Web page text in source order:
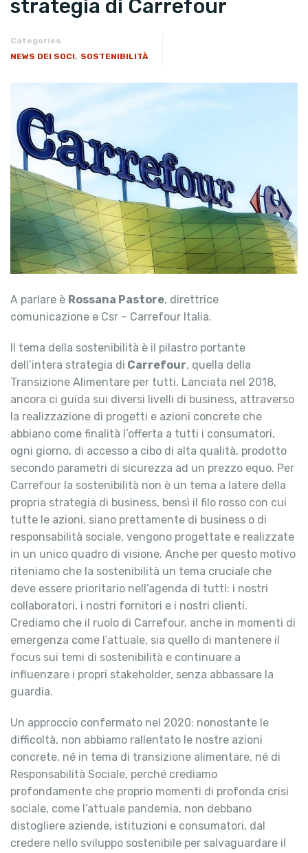
strategia di Carrefour
Categories
NEWS DEI SOCI, SOSTENIBILITÀ
A parlare è Rossana Pastore, direttrice
comunicazione e Csr – Carrefour Italia.
Il tema della sostenibilità è il pilastro portante
dell’intera strategia di Carrefour, quella della
Transizione Alimentare per tutti. Lanciata nel 2018,
ancora ci guida sui diversi livelli di business, attraverso
la realizzazione di progetti e azioni concrete che
abbiano come finalità l’offerta a tutti i consumatori,
ogni giorno, di accesso a cibo di alta qualità, prodotto
secondo parametri di sicurezza ad un prezzo equo. Per
Carrefour la sostenibilità non è un tema a latere della
propria strategia di business, bensì il filo rosso con cui
tutte le azioni, siano prettamente di business o di
responsabilità sociale, vengono progettate e realizzate
in un unico quadro di visione. Anche per questo motivo
riteniamo che la sostenibilità un tema cruciale che
deve essere prioritario nell’agenda di tutti: i nostri
collaboratori, i nostri fornitori e i nostri clienti.
Crediamo che il ruolo di Carrefour, anche in momenti di
emergenza come l’attuale, sia quello di mantenere il
focus sui temi di sostenibilità e continuare a
influenzare i propri stakeholder, senza abbassare la
guardia.
Un approccio confermato nel 2020: nonostante le
difficoltà, non abbiamo rallentato le nostre azioni
concrete, né in tema di transizione alimentare, né di
Responsabilità Sociale, perché crediamo
profondamente che proprio momenti di profonda crisi
sociale, come l’attuale pandemia, non debbano
distogliere aziende, istituzioni e consumatori, dal
credere nello sviluppo sostenibile per salvaguardare il